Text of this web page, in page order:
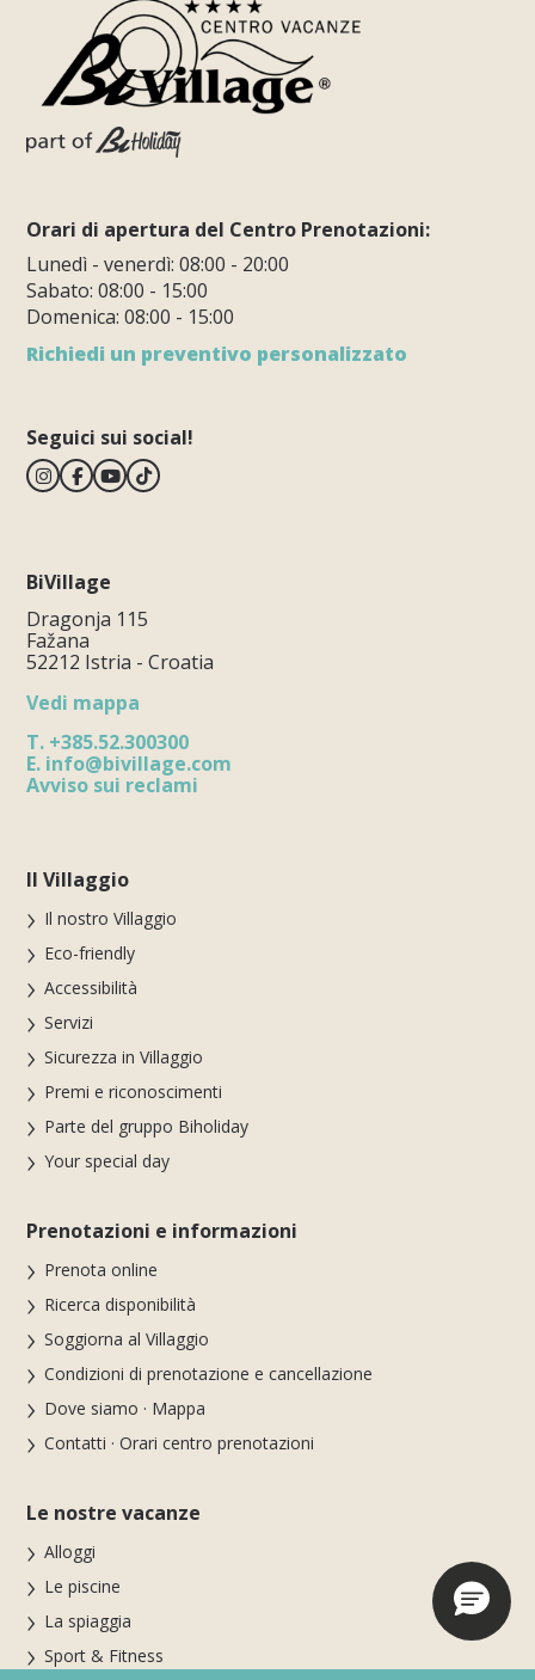
Orari di apertura del Centro Prenotazioni:
Lunedì - venerdì: 08:00 - 20:00
Sabato: 08:00 - 15:00
Domenica: 08:00 - 15:00
Richiedi un preventivo personalizzato
Seguici sui social!
BiVillage
Dragonja 115
Fažana
52212 Istria - Croatia
Vedi mappa
T. +385.52.300300
E. info@bivillage.com
Avviso sui reclami
Il Villaggio
Il nostro Villaggio
Eco-friendly
Accessibilità
Servizi
Sicurezza in Villaggio
Premi e riconoscimenti
Parte del gruppo Biholiday
Your special day
Prenotazioni e informazioni
Prenota online
Ricerca disponibilità
Soggiorna al Villaggio
Condizioni di prenotazione e cancellazione
Dove siamo · Mappa
Contatti · Orari centro prenotazioni
Le nostre vacanze
Alloggi
Le piscine
La spiaggia
Sport & Fitness